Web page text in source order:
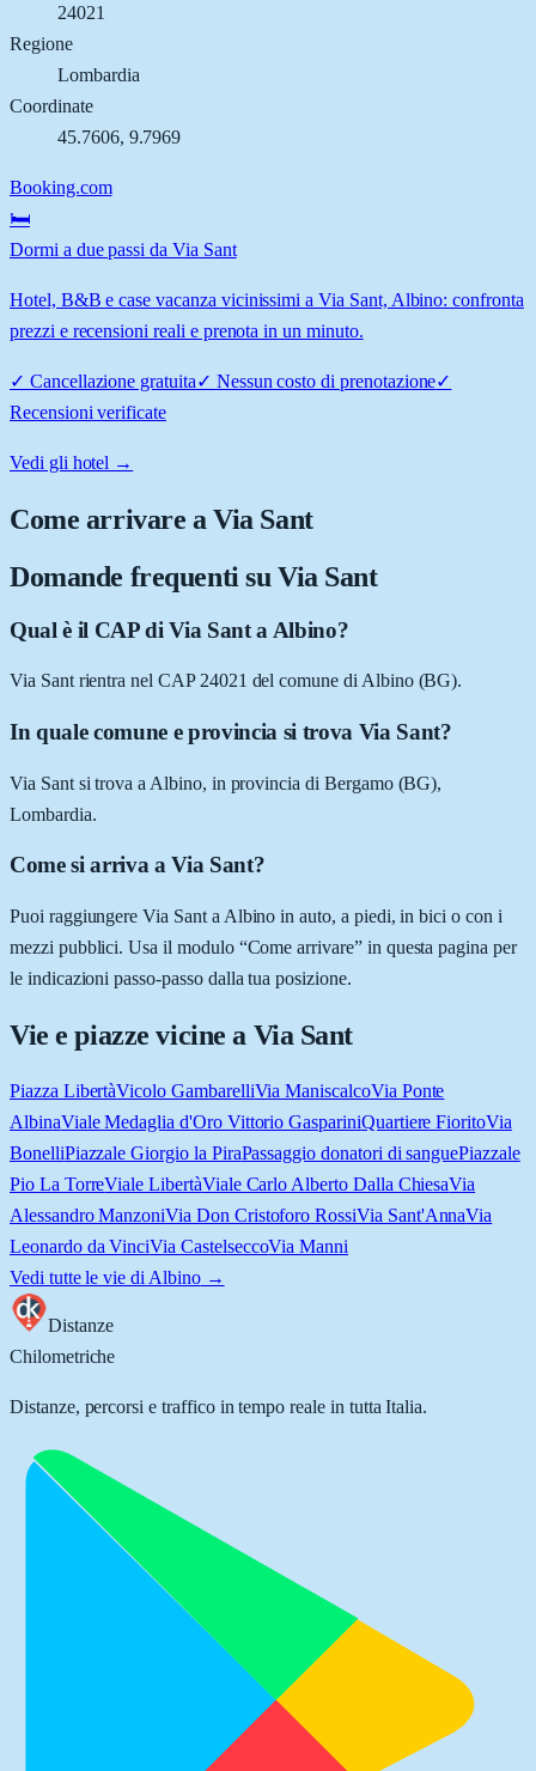
24021
Regione
Lombardia
Coordinate
45.7606, 9.7969
Booking.com
🛏️
Dormi a due passi da Via Sant
Hotel, B&B e case vacanza vicinissimi a Via Sant, Albino: confronta
prezzi e recensioni reali e prenota in un minuto.
✓ Cancellazione gratuita✓ Nessun costo di prenotazione✓
Recensioni verificate
Vedi gli hotel →
Come arrivare aVia Sant
Domande frequenti su Via Sant
Qual è il CAP di Via Sant a Albino?
Via Sant rientra nel CAP 24021 del comune di Albino (BG).
In quale comune e provincia si trova Via Sant?
Via Sant si trova a Albino, in provincia di Bergamo (BG),
Lombardia.
Come si arriva a Via Sant?
Puoi raggiungere Via Sant a Albino in auto, a piedi, in bici o con i
mezzi pubblici. Usa il modulo “Come arrivare” in questa pagina per
le indicazioni passo-passo dalla tua posizione.
Vie e piazze vicine a Via Sant
Piazza LibertàVicolo GambarelliVia ManiscalcoVia Ponte
AlbinaViale Medaglia d'Oro Vittorio GaspariniQuartiere FioritoVia
BonelliPiazzale Giorgio la PiraPassaggio donatori di sanguePiazzale
Pio La TorreViale LibertàViale Carlo Alberto Dalla ChiesaVia
Alessandro ManzoniVia Don Cristoforo RossiVia Sant'AnnaVia
Leonardo da VinciVia CastelseccoVia Manni
Vedi tutte le vie di Albino→
Distanze
Chilometriche
Distanze, percorsi e traffico in tempo reale in tutta Italia.